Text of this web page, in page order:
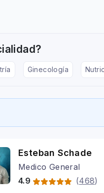
Ginecología
Esteban Schade
Medico General
4.9
(468)